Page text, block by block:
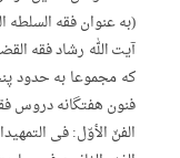
(به عنوان فقه
آیت الله رشاد فقه
که مجموعا به حدود
فنون هفتگانه دروس
الفنّ الأوّل: فی